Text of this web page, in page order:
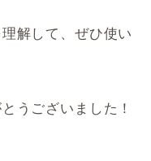
解して、ぜひ使い
うございました！